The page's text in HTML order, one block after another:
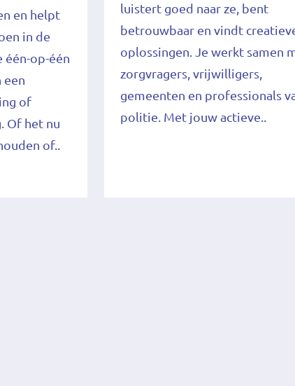
en helpt
in de
één-op-één
een
of
Of het nu
of..
luistert goed naar ze, bent
betrouwbaar en vindt
oplossingen. Je werkt samen
zorgvragers, vrijwilligers,
gemeenten en professionals
politie. Met jouw actieve..